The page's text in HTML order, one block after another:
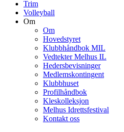
Trim
Volleyball
Om
Om
Hovedstyret
Klubbhåndbok MIL
Vedtekter Melhus IL
Hedersbevisninger
Medlemskontingent
Klubbhuset
Profilhåndbok
Kleskolleksjon
Melhus Idrettsfestival
Kontakt oss